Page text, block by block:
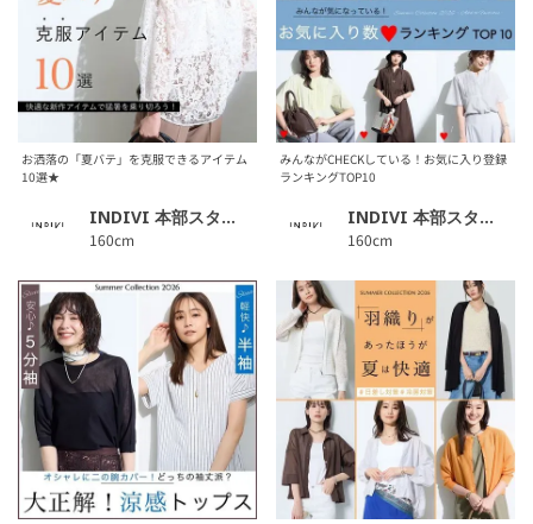
お洒落の「夏バテ」を克服できるアイテム
10選★
INDIVI 本部スタッフ
160cm
みんながCHECKしている！お気に入り登録
ランキングTOP10
INDIVI 本部スタッフ
160cm